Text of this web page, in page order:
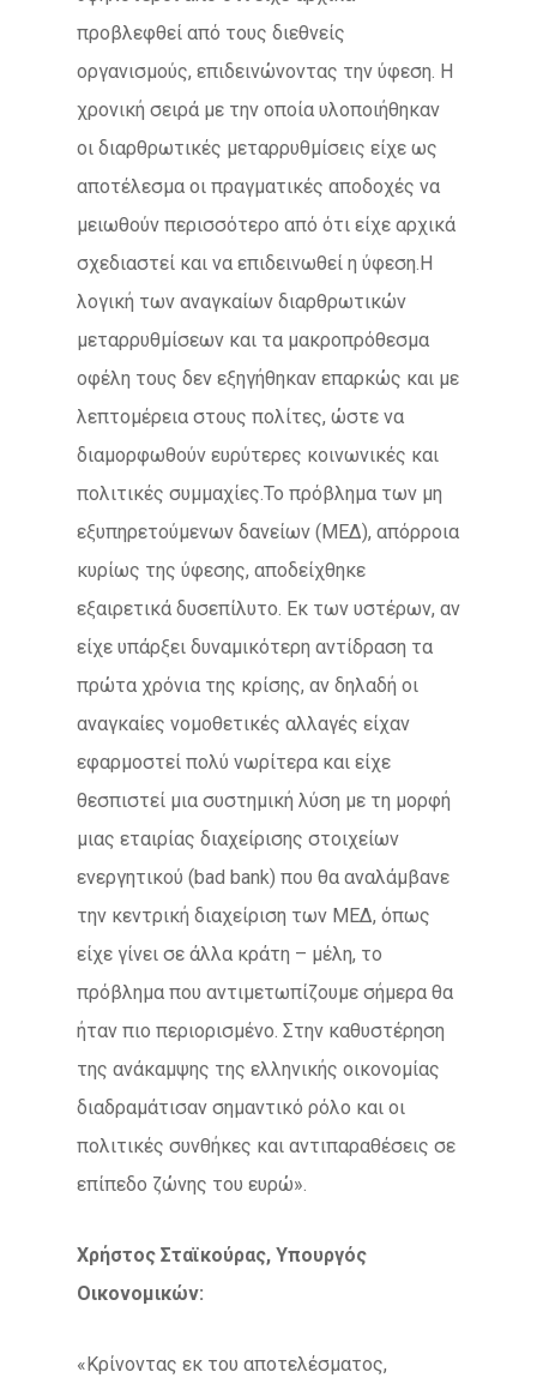
προβλεφθεί από τους διεθνείς
οργανισμούς, επιδεινώνοντας την ύφεση. Η
χρονική σειρά με την οποία υλοποιήθηκαν
οι διαρθρωτικές μεταρρυθμίσεις είχε ως
αποτέλεσμα οι πραγματικές αποδοχές να
μειωθούν περισσότερο από ότι είχε αρχικά
σχεδιαστεί και να επιδεινωθεί η ύφεση.Η
λογική των αναγκαίων διαρθρωτικών
μεταρρυθμίσεων και τα μακροπρόθεσμα
οφέλη τους δεν εξηγήθηκαν επαρκώς και με
λεπτομέρεια στους πολίτες, ώστε να
διαμορφωθούν ευρύτερες κοινωνικές και
πολιτικές συμμαχίες.Το πρόβλημα των μη
εξυπηρετούμενων δανείων (ΜΕΔ), απόρροια
κυρίως της ύφεσης, αποδείχθηκε
εξαιρετικά δυσεπίλυτο. Εκ των υστέρων, αν
είχε υπάρξει δυναμικότερη αντίδραση τα
πρώτα χρόνια της κρίσης, αν δηλαδή οι
αναγκαίες νομοθετικές αλλαγές είχαν
εφαρμοστεί πολύ νωρίτερα και είχε
θεσπιστεί μια συστημική λύση με τη μορφή
μιας εταιρίας διαχείρισης στοιχείων
ενεργητικού (bad bank) που θα αναλάμβανε
την κεντρική διαχείριση των ΜΕΔ, όπως
είχε γίνει σε άλλα κράτη – μέλη, το
πρόβλημα που αντιμετωπίζουμε σήμερα θα
ήταν πιο περιορισμένο. Στην καθυστέρηση
της ανάκαμψης της ελληνικής οικονομίας
διαδραμάτισαν σημαντικό ρόλο και οι
πολιτικές συνθήκες και αντιπαραθέσεις σε
επίπεδο ζώνης του ευρώ».
Χρήστος Σταϊκούρας, Υπουργός
Οικονομικών:
«Κρίνοντας εκ του αποτελέσματος,